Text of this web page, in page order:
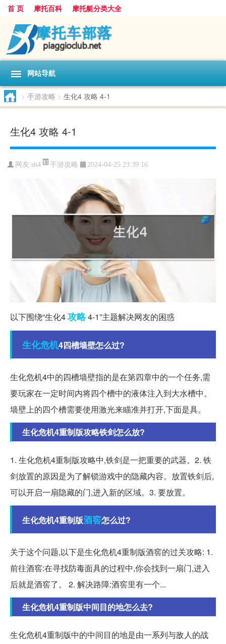
首 页 摩托百科 摩托艇分类大全
网站导航
> 手游攻略 > 生化4 攻略 4-1
生化4 攻略 4-1
网友:sh4 手游攻略 2024-04-25 23:39:16
以下围绕“生化4攻略4-1”主题解决网友的困惑
生化危机4四槽墙壁怎么过?
生化危机4中的四槽墙壁指的是在第四章中的一个任务,需
要玩家在一定时间内将四个槽中的液体注入到大水槽中。
墙壁上的四个槽需要使用激光来瞄准并打开,下面是具。
生化危机4重制版攻略铁剑怎么放?
1. 生化危机4重制版攻略中,铁剑是一把重要的武器。2. 铁
剑放置的原因是为了解锁游戏中的隐藏内容。放置铁剑后,
可以开启一扇隐藏的门,进入新的区域。3. 要放置。
生化危机4重制版酒窖怎么过?
关于这个问题,以下是生化危机4重制版酒窖的过关攻略: 1.
前往酒窖:在寻找防毒面具的过程中,你会找到一扇门,进入
后就是酒窖了。 2. 解决路障:酒窖里有一个...
生化危机4重制版中间目的地怎么去?
生化危机4重制版中的中间目的地是由一系列与敌人的战